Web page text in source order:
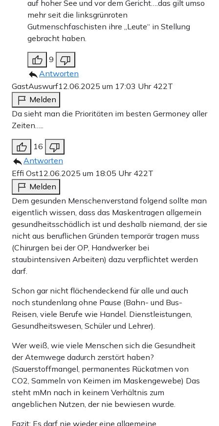
auf hoher See und vor dem Gericht….das gilt umso
mehr seit die linksgrünroten
Gutmenschfaschisten ihre „Leute“ in Stellung
gebracht haben.
9
Antworten
GastAuswurf12.06.2025 um 17:03 Uhr 422T
Melden
Da sieht man die Prioritäten im besten Germoney aller
Zeiten…..
16
Antworten
Effi Ost12.06.2025 um 18:05 Uhr 422T
Melden
Dem gesunden Menschenverstand folgend sollte man
eigentlich wissen, dass das Maskentragen allgemein
gesundheitsschädlich ist und deshalb niemand, der sie
nicht aus beruflichen Gründen temporär tragen muss
(Chirurgen bei der OP, Handwerker bei
staubintensiven Arbeiten) dazu verpflichtet werden
darf.
Schon gar nicht flächendeckend für alle und auch
noch stundenlang ohne Pause (Bahn- und Bus-
Reisen, viele Berufe wie Handel. Dienstleistungen,
Gesundheitswesen, Schüler und Lehrer).
Wer weiß, wie viele Menschen sich die Gesundheit
der Atemwege dadurch zerstört haben?
(Sauerstoffmangel, permanentes Rückatmen von
CO2, Sammeln von Keimen im Maskengewebe) Das
steht mMn nach in keinem Verhältnis zum
angeblichen Nutzen, der nie bewiesen wurde.
Fazit: Es darf nie wieder eine allgemeine